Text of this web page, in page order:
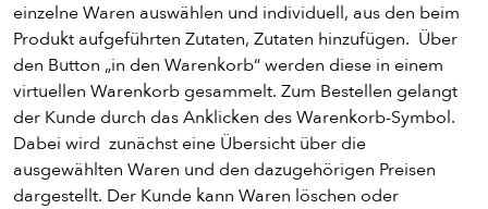
einzelne Waren auswählen und individuell, aus den beim
Produkt aufgeführten Zutaten, Zutaten hinzufügen. Über
den Button „in den Warenkorb“ werden diese in einem
virtuellen Warenkorb gesammelt. Zum Bestellen gelangt
der Kunde durch das Anklicken des Warenkorb-Symbol.
Dabei wird zunächst eine Übersicht über die
ausgewählten Waren und den dazugehörigen Preisen
dargestellt. Der Kunde kann Waren löschen oder